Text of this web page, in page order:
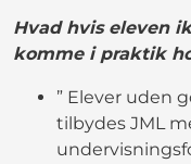
Hvad hvis eleven
komme i praktik
” Elever uden
tilbydes JML